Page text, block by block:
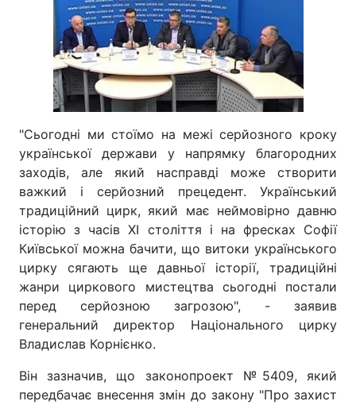
Тема оформлення
"Сьогодні ми стоїмо на межі серйозного кроку
української держави у напрямку благородних
заходів, але який насправді може створити
важкий і серйозний прецедент. Український
традиційний цирк, який має неймовірно давню
історію з часів ХІ століття і на фресках Софії
Київської можна бачити, що витоки українського
цирку сягають ще давньої історії, традиційні
жанри циркового мистецтва сьогодні постали
перед серйозною загрозою", - заявив
генеральний директор Національного цирку
Владислав Корнієнко.
Він зазначив, що законопроект №5409, який
передбачає внесення змін до закону "Про захист